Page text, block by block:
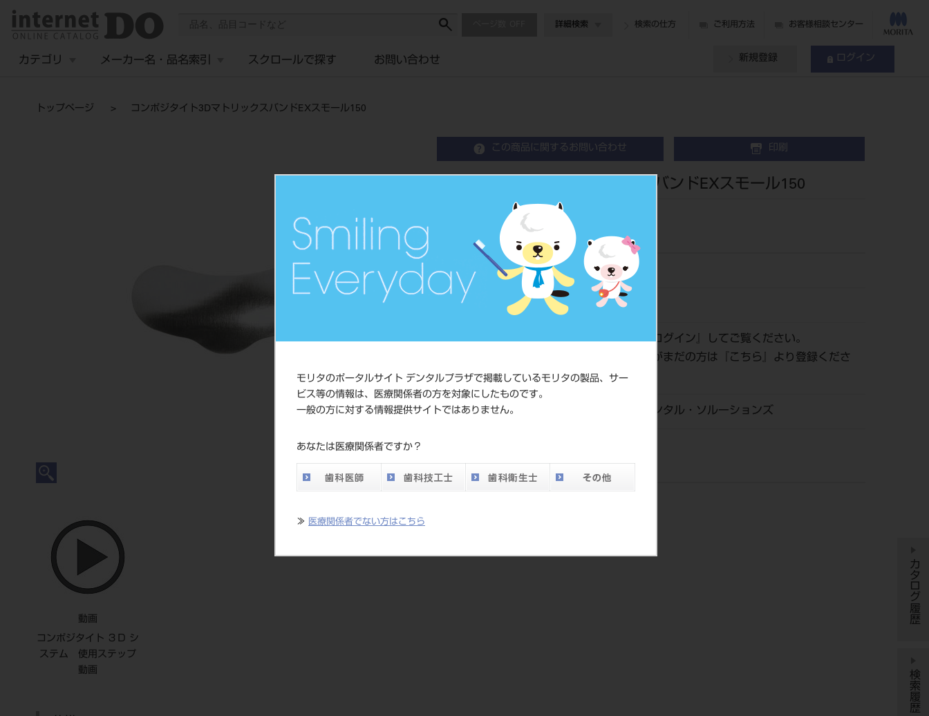
モリタのポータルサイト デンタルプラザで掲載しているモリタの製品、サー
ビス等の情報は、医療関係者の方を対象にしたものです。
一般の方に対する情報提供サイトではありません。
あなたは医療関係者ですか？
≫ 医療関係者でない方はこちら
詳細検索 検索の仕方 ご利用方法 お客様相談センター
カテゴリ メーカー名・品名索引 スクロールで探す お問い合わせ 新規登録 ログイン
トップページ コンポジタイト3DマトリックスバンドEXスモール150
この商品に関するお問い合わせ 印刷
コンポジタイト3DマトリックスバンドEXスモール150
Class Ⅱ Matrix System
歯科用マトリックスバンド
品目コード 206830135150
JAN/EANコード 4560266523768
価格の確認は『ログイン 』してご覧ください。
ネット会員登録がまだの方は『
こちら
』より登録くださ
い。
メーカー ギャリソン・デンタル・ソルーションズ
ジ
動画
コンポジタイト ３Ｄ シ
ステム 使用ステップ
動画
カタログ履歴
検索履歴